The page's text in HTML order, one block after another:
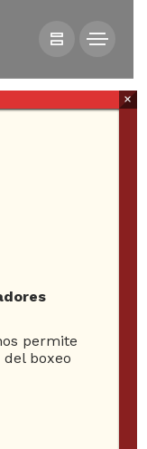
permite
boxeo
×